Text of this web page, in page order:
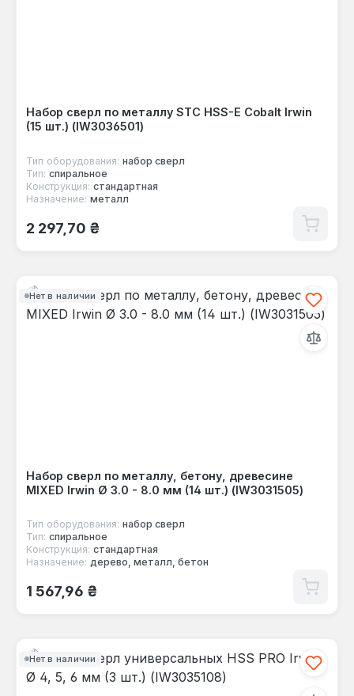
Набор сверл по металлу STC HSS-E Cobalt Irwin
(15 шт.) (IW3036501)
Тип оборудования: набор сверл
Тип: спиральное
Конструкция: стандартная
Назначение: металл
Обычная цена:
2 297,70 ₴
Нет в наличии
Набор сверл по металлу, бетону, древесине
MIXED Irwin Ø 3.0 - 8.0 мм (14 шт.) (IW3031505)
Тип оборудования: набор сверл
Тип: спиральное
Конструкция: стандартная
Назначение: дерево, металл, бетон
Обычная цена:
1 567,96 ₴
Нет в наличии